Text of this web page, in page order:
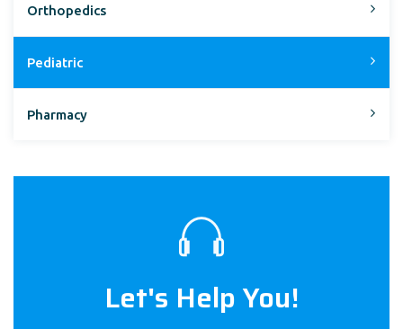
Orthopedics
Pediatric
Pharmacy
Let's Help You!